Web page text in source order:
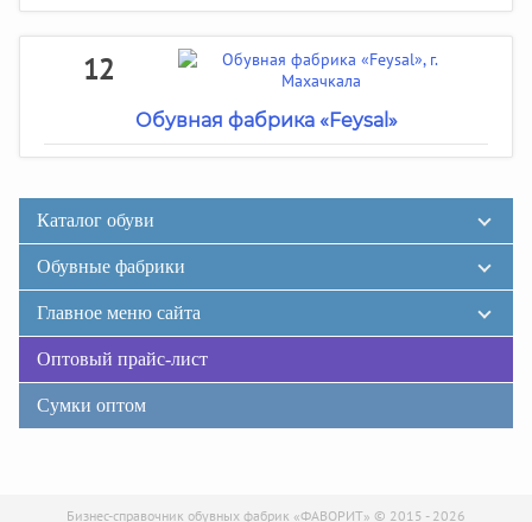
12
Обувная фабрика «Feysal»
Каталог обуви
Обувные фабрики
Главное меню сайта
Оптовый прайс-лист
Сумки оптом
Бизнес-справочник обувных фабрик «ФАВОРИТ» © 2015 - 2026